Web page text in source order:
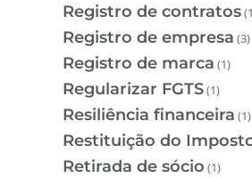
Registro de contratos
Registro de empresa (3)
Registro de marca (1)
Regularizar FGTS(1)
Resiliência financeira (1)
Restituição do
Retirada de sócio (1)